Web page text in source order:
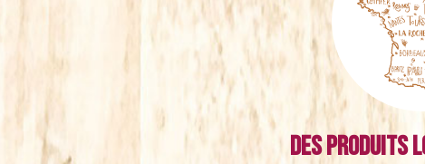
Des produits